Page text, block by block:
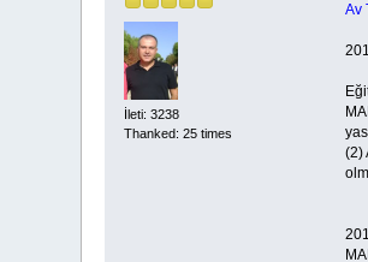
İleti: 3238
Thanked: 25 times
Av
(2)